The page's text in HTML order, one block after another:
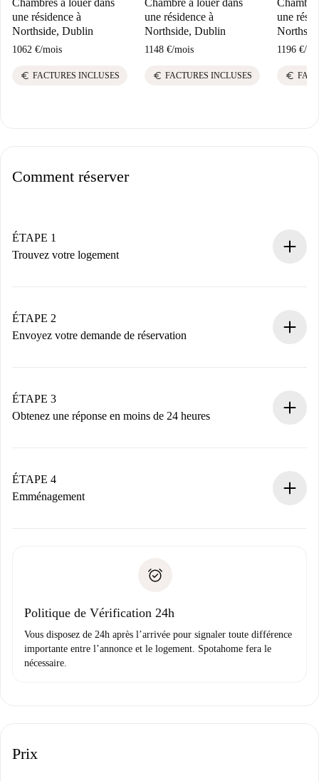
Chambres à louer dans
une résidence à
Northside, Dublin
1062 €/mois
euro FACTURES INCLUSES
Chambre à louer dans
une résidence à
Northside, Dublin
1148 €/mois
euro FACTURES INCLUSES
une
1196 €/
euro
Comment réserver
ÉTAPE 1
Trouvez votre logement
Vous disposez à l’avance de toutes les informations
nécessaires.
ÉTAPE 2
Envoyez votre demande de réservation
Nous ne vous facturerons rien tant que le propriétaire
n’aura pas accepté.
ÉTAPE 3
Obtenez une réponse en moins de 24 heures
contact avec le propriétaire.
Si refusé : aucun prélèvement et nous vous proposerons
Justificatif de solvabilité
ÉTAPE 4
Emménagement
uniquement si aucun problème n'est signalé.
Politique de Vérification 24h
Vous disposez de 24h après l’arrivée pour signaler toute différence
importante entre l’annonce et le logement. Spotahome fera le
nécessaire.
Prix